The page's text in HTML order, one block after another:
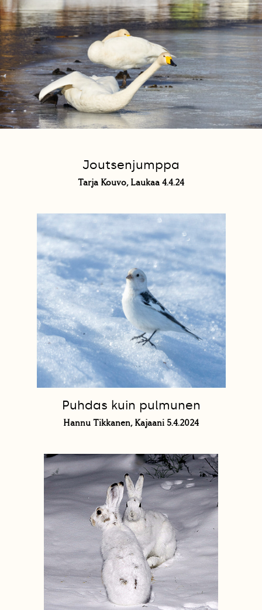
Joutsenjumppa
Tarja Kouvo, Laukaa 4.4.24
Puhdas kuin pulmunen
Hannu Tikkanen, Kajaani 5.4.2024